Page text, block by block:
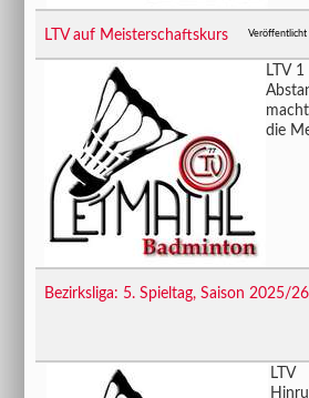
LTV auf Meisterschaftskurs Veröffentlicht
​​​​​​​LTV
die
Bezirksliga: 5. Spieltag, Saison 2025/26
LTV